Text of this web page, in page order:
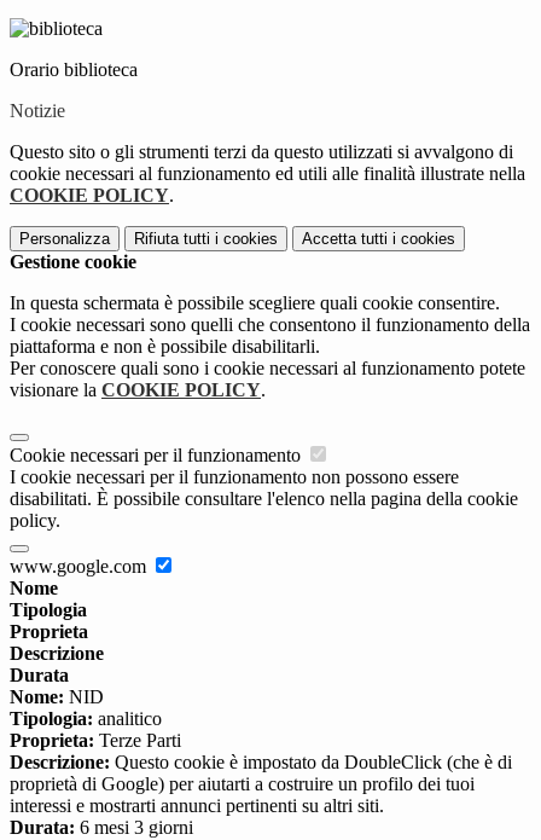
Orario biblioteca
Notizie
Questo sito o gli strumenti terzi da questo utilizzati si avvalgono di
cookie necessari al funzionamento ed utili alle finalità illustrate nella
COOKIE POLICY.
Personalizza Rifiuta tutti i cookies Accetta tutti i cookies
Gestione cookie
In questa schermata è possibile scegliere quali cookie consentire.
I cookie necessari sono quelli che consentono il funzionamento della
piattaforma e non è possibile disabilitarli.
Per conoscere quali sono i cookie necessari al funzionamento potete
visionare la COOKIE POLICY.
Cookie necessari per il funzionamento
I cookie necessari per il funzionamento non possono essere
disabilitati. È possibile consultare l'elenco nella pagina della cookie
policy.
www.google.com
Nome
Tipologia
Proprieta
Descrizione
Durata
Nome: NID
Tipologia: analitico
Proprieta: Terze Parti
Descrizione: Questo cookie è impostato da DoubleClick (che è di
proprietà di Google) per aiutarti a costruire un profilo dei tuoi
interessi e mostrarti annunci pertinenti su altri siti.
Durata: 6 mesi 3 giorni